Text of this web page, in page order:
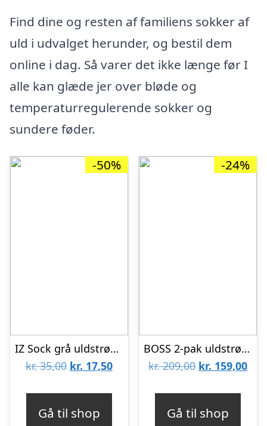
Find dine og resten af familiens sokker af
uld i udvalget herunder, og bestil dem
online i dag. Så varer det ikke længe før I
alle kan glæde jer over bløde og
temperaturregulerende sokker og
sundere føder.
-50%
IZ Sock grå uldstrømper med angorauld – unisex OUTLET
kr.35,00 Den
var:
kr. 17,50Den
Gå til shop
-24%
BOSS 2-pak uldstrømper i mørkegrå til herre
kr.209,00 Den
var:
kr. 159,00Den
Gå til shop